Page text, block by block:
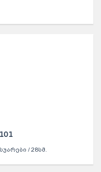
/ 28ᲡᲛ.